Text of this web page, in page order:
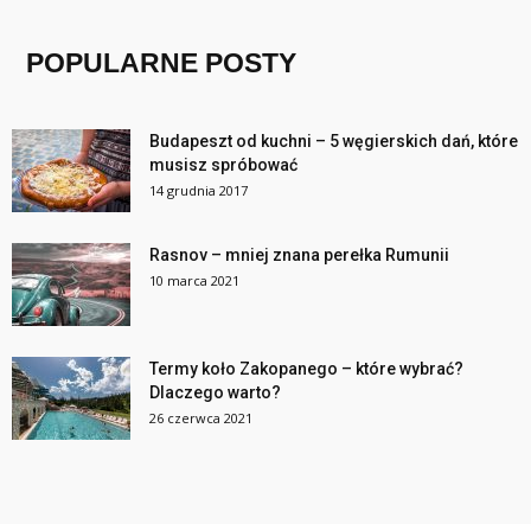
POPULARNE POSTY
Budapeszt od kuchni – 5 węgierskich dań, które
musisz spróbować
14 grudnia 2017
Rasnov – mniej znana perełka Rumunii
10 marca 2021
Termy koło Zakopanego – które wybrać?
Dlaczego warto?
26 czerwca 2021